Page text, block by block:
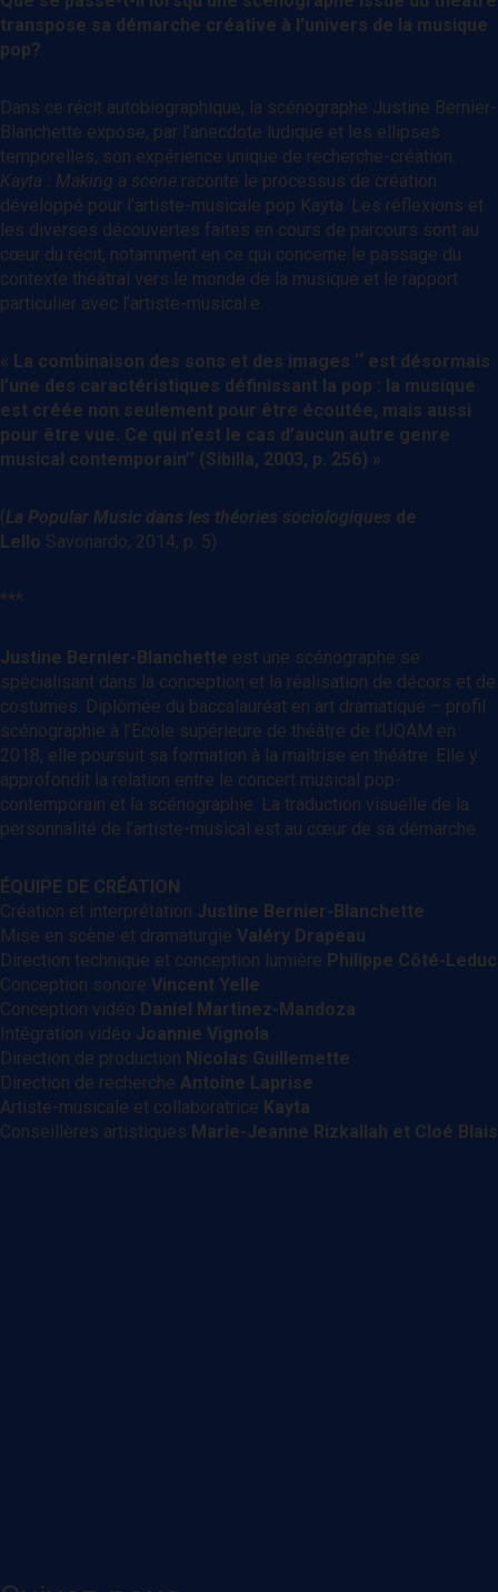
transpose sa démarche créative à l’univers de la musique
pop?
Dans ce récit autobiographique, la scénographe Justine Bernier-
Blanchette expose, par l’anecdote ludique et les ellipses
temporelles, son expérience unique de recherche-création.
Kayta : Making a scene raconte le processus de création
développé pour l’artiste-musicale pop Kayta. Les réflexions et
les diverses découvertes faites en cours de parcours sont au
cœur du récit, notamment en ce qui concerne le passage du
contexte théâtral vers le monde de la musique et le rapport
particulier avec l’artiste-musical.e.
« La combinaison des sons et des images ‘‘ est désormais
l’une des caractéristiques définissant la pop : la musique
est créée non seulement pour être écoutée, mais aussi
pour être vue. Ce qui n’est le cas d’aucun autre genre
musical contemporain’’ (Sibilla, 2003, p. 256) »
(La Popular Music dans les théories sociologiques de
Lello Savonardo, 2014, p. 5)
***
Justine Bernier-Blanchette est une scénographe se
spécialisant dans la conception et la réalisation de décors et de
costumes. Diplômée du baccalauréat en art dramatique – profil
scénographie à l’École supérieure de théâtre de l’UQAM en
2018, elle poursuit sa formation à la maîtrise en théâtre. Elle y
approfondit la relation entre le concert musical pop-
contemporain et la scénographie. La traduction visuelle de la
personnalité de l’artiste-musical est au cœur de sa démarche.
ÉQUIPE DE CRÉATION
Création et interprétation Justine Bernier-Blanchette
Mise en scène et dramaturgie Valéry Drapeau
Direction technique et conception lumière Philippe Côté-Leduc
Conception sonore Vincent Yelle
Conception vidéo Daniel Martinez-Mandoza
Intégration vidéo Joannie Vignola
Direction de production Nicolas Guillemette
Direction de recherche Antoine Laprise
Artiste-musicale et collaboratrice Kayta
Conseillères artistiques Marie-Jeanne Rizkallah et Cloé Blais